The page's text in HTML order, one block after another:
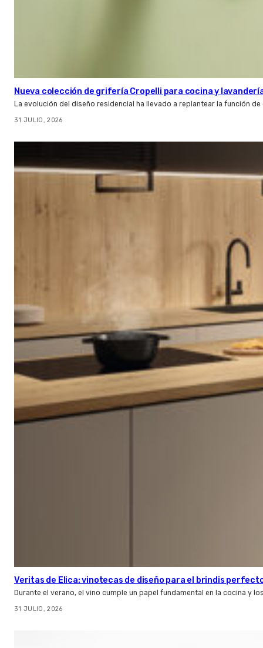
Nueva colección de grifería Cropelli para cocina y
La evolución del diseño residencial ha llevado a replantear la función
31 JULIO, 2026
Veritas de Elica: vinotecas de diseño para el brindis
Durante el verano, el vino cumple un papel fundamental en la cocina y
31 JULIO, 2026